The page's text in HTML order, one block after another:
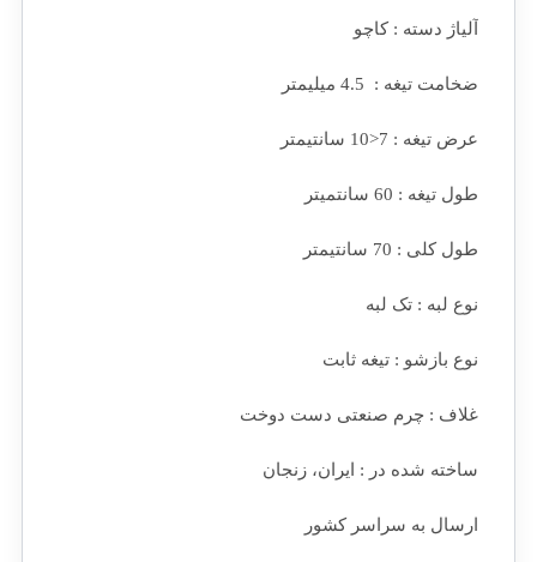
آلیاژ دسته : کاچو
ضخامت تیغه : 4.5 میلیمتر
عرض تیغه : 7<10 سانتیمتر
طول تیغه : 60 سانتمیتر
طول کلی : 70 سانتیمتر
نوع لبه : تک لبه
نوع بازشو : تیغه ثابت
غلاف : چرم صنعتی دست دوخت
ساخته شده در : ایران، زنجان
ارسال به سراسر کشور